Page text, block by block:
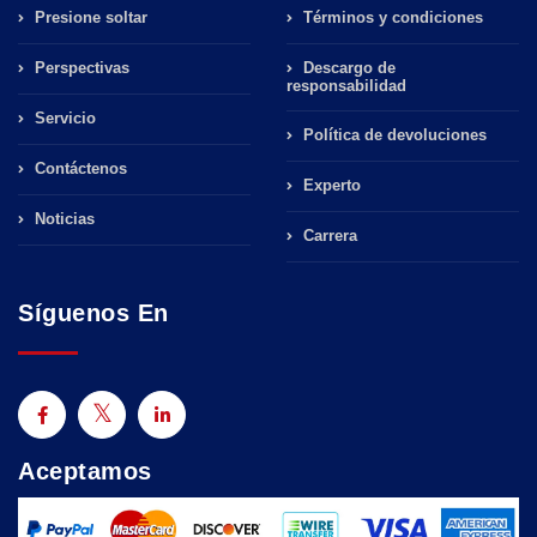
Presione soltar
Perspectivas
Servicio
Contáctenos
Noticias
Términos y condiciones
Descargo de
responsabilidad
Política de devoluciones
Experto
Carrera
Síguenos En
Aceptamos